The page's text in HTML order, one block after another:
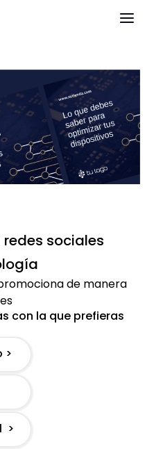
sociales
de manera
con la que prefieras
>
>